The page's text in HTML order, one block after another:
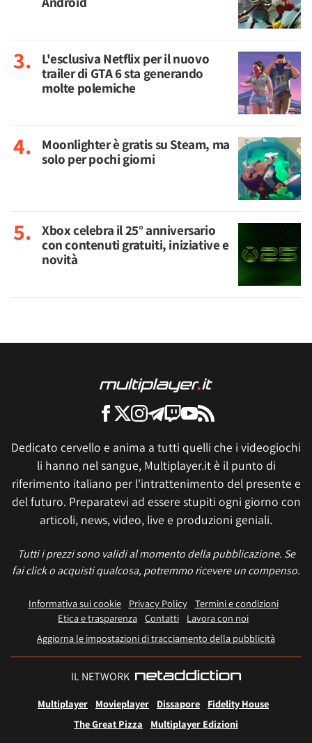
L'esclusiva Netflix per il nuovo
trailer di GTA 6 sta generando
molte polemiche
Moonlighter è gratis su Steam, ma
solo per pochi giorni
Xbox celebra il 25° anniversario
con contenuti gratuiti, iniziative e
novità
Dedicato cervello e anima a tutti quelli che i videogiochi
li hanno nel sangue, Multiplayer.it è il punto di
riferimento italiano per l'intrattenimento del presente e
del futuro. Preparatevi ad essere stupiti ogni giorno con
articoli, news, video, live e produzioni geniali.
Tutti i prezzi sono validi al momento della pubblicazione. Se
fai click o acquisti qualcosa, potremmo ricevere un compenso.
Informativa sui cookie Privacy Policy
Termini e condizioni
Etica e trasparenza Contatti
Lavora con noi
Aggiorna le impostazioni di tracciamento della pubblicità
IL NETWORK
Multiplayer Movieplayer Dissapore
Fidelity House
The Great Pizza
Multiplayer Edizioni